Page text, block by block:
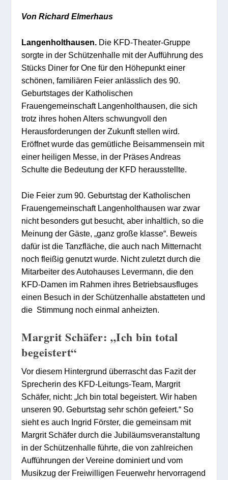
Von Richard Elmerhaus
Langenholthausen. Die KFD-Theater-Gruppe
sorgte in der Schützenhalle mit der Aufführung des
Stücks Diner for One für den Höhepunkt einer
schönen, familiären Feier anlässlich des 90.
Geburtstages der Katholischen
Frauengemeinschaft Langenholthausen, die sich
trotz ihres hohen Alters schwungvoll den
Herausforderungen der Zukunft stellen wird.
Eröffnet wurde das gemütliche Beisammensein mit
einer heiligen Messe, in der Präses Andreas
Schulte die Bedeutung der KFD herausstellte.
Die Feier zum 90. Geburtstag der Katholischen
Frauengemeinschaft Langenholthausen war zwar
nicht besonders gut besucht, aber inhaltlich, so die
Meinung der Gäste, „ganz große klasse“. Beweis
dafür ist die Tanzfläche, die auch nach Mitternacht
noch fleißig genutzt wurde. Nicht zuletzt durch die
Mitarbeiter des Autohauses Levermann, die den
KFD-Damen im Rahmen ihres Betriebsausfluges
einen Besuch in der Schützenhalle abstatteten und
die Stimmung noch einmal anheizten.
Margrit Schäfer: „Ich bin total
begeistert“
Vor diesem Hintergrund überrascht das Fazit der
Sprecherin des KFD-Leitungs-Team, Margrit
Schäfer, nicht: „Ich bin total begeistert. Wir haben
unseren 90. Geburtstag sehr schön gefeiert.“ So
sieht es auch Ingrid Förster, die gemeinsam mit
Margrit Schäfer durch die Jubiläumsveranstaltung
in der Schützenhalle führte, die von zahlreichen
Aufführungen der Vereine dominiert und vom
Musikzug der Freiwilligen Feuerwehr hervorragend